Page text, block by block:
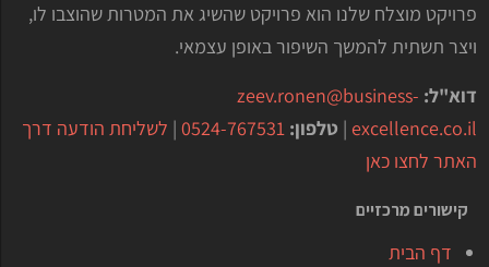
פרויקט מוצלח שלנו הוא פרויקט שהשיג את המטרות שהוצבו לו,
ויצר תשתית להמשך השיפור באופן עצמאי.
דוא"ל: zeev.ronen@business-
excellence.co.il
| טלפון: 0524-767531
| לשליחת הודעה דרך
האתר לחצו כאן
קישורים מרכזיים
דף הבית